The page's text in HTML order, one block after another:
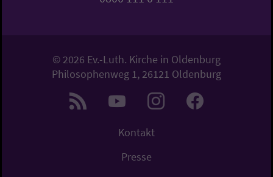
© 2026 Ev.-Luth. Kirche in Oldenburg
Philosophenweg 1, 26121 Oldenburg
Kontakt
Presse